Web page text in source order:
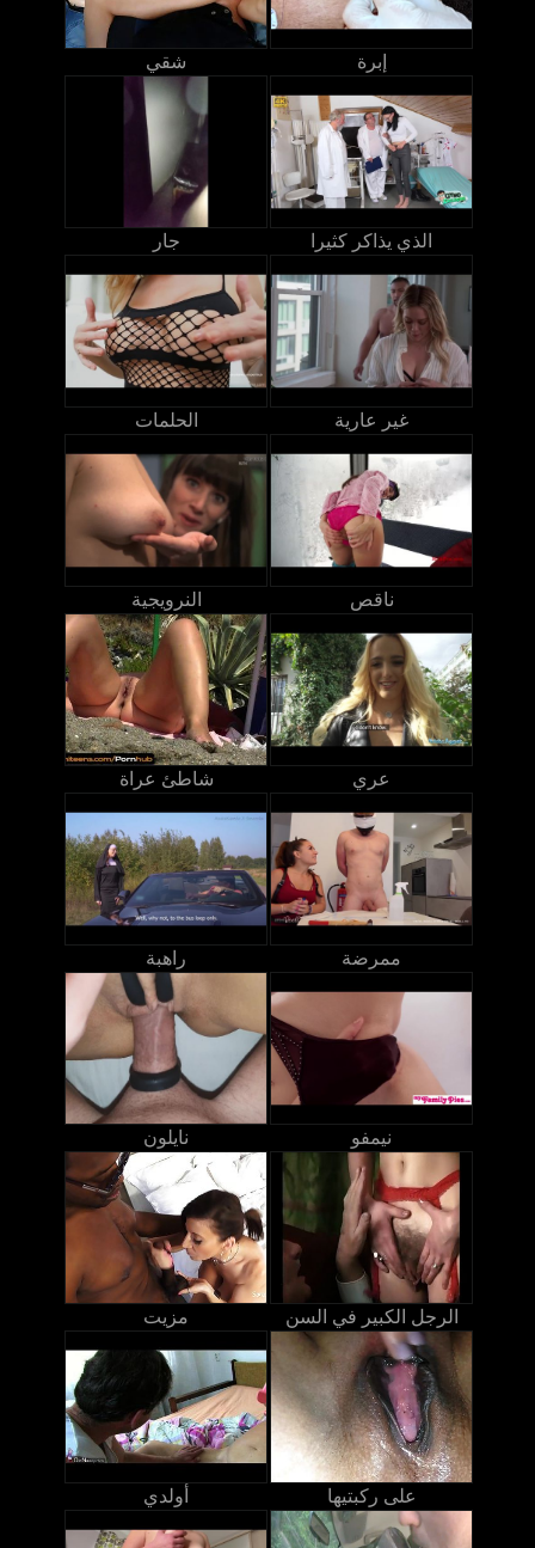
شقي إبرة
جار الذي يذاكر كثيرا
الحلمات غير عارية
النرويجية ناقص
شاطئ عراة عري
راهبة ممرضة
نايلون نيمفو
مزيت الرجل الكبير في السن
أولدي على ركبتيها